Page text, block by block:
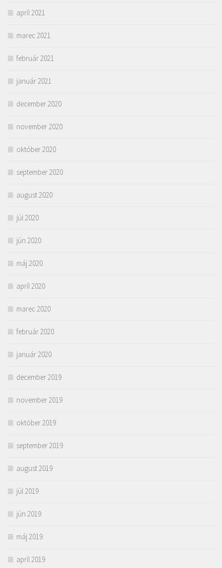
apríl 2021
marec 2021
február 2021
január 2021
december 2020
november 2020
október 2020
september 2020
august 2020
júl 2020
jún 2020
máj 2020
apríl 2020
marec 2020
február 2020
január 2020
december 2019
november 2019
október 2019
september 2019
august 2019
júl 2019
jún 2019
máj 2019
apríl 2019